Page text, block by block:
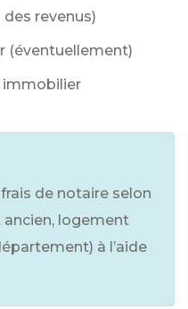
revenus)
(éventuellement)
immobilier
de notaire selon
ancien, logement
à l’aide